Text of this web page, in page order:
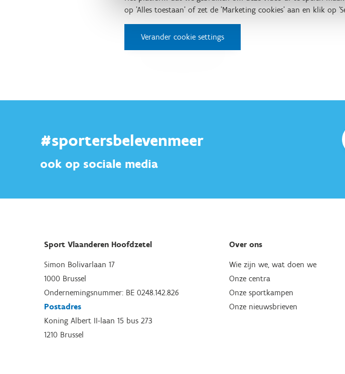
op 'Alles toestaan' of zet de 'Marketing cookies' aan en klik op
Verander cookie settings
#sportersbelevenmeer
ook op sociale media
Sport Vlaanderen Hoofdzetel
Simon Bolivarlaan 17
1000 Brussel
Ondernemingsnummer: BE 0248.142.826
Postadres
Koning Albert II-laan 15 bus 273
1210 Brussel
Over ons
Wie zijn we, wat doen we
Onze centra
Onze sportkampen
Onze nieuwsbrieven